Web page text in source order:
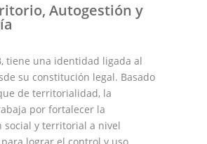
Autogestión y
tiene una identidad ligada al
su constitución legal. Basado
de territorialidad, la
por fortalecer la
social y territorial a nivel